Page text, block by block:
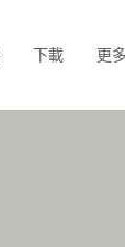
下載 更多